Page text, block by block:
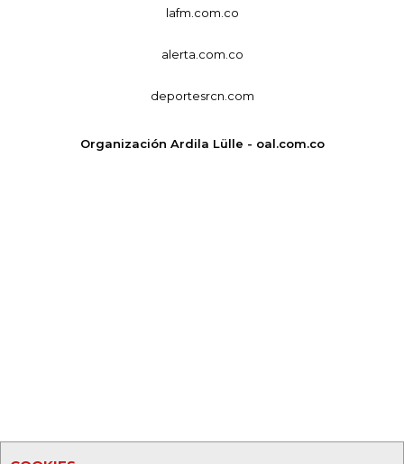
lafm.com.co
alerta.com.co
deportesrcn.com
Organización Ardila Lülle - oal.com.co